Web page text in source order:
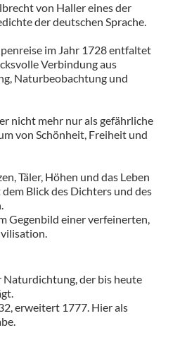
von Haller eines der
der deutschen Sprache.
im Jahr 1728 entfaltet
Verbindung aus
Naturbeobachtung und
nicht mehr nur als gefährliche
von Schönheit, Freiheit und
Täler, Höhen und das Leben
Blick des Dichters und des
Gegenbild einer verfeinerten,
der bis heute
erweitert 1777. Hier als